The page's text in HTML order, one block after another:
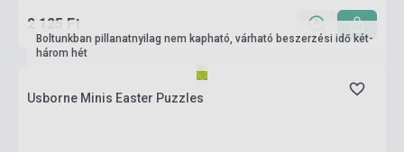
2 125 Ft
Boltunkban pillanatnyilag nem kapható, várható beszerzési idő két-
három hét
Usborne Minis Easter Puzzles